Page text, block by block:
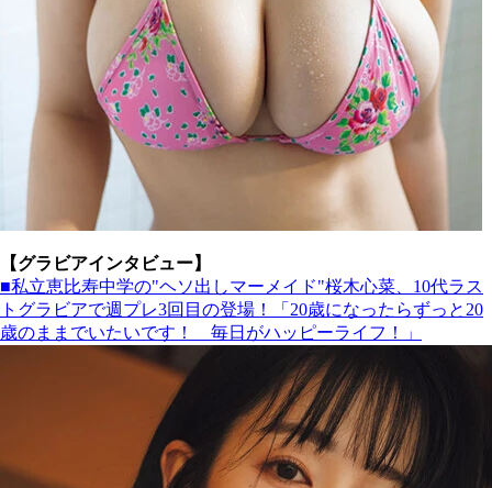
【グラビアインタビュー】
■私立恵比寿中学の"ヘソ出しマーメイド"桜木心菜、10代ラス
トグラビアで週プレ3回目の登場！「20歳になったらずっと20
歳のままでいたいです！ 毎日がハッピーライフ！」